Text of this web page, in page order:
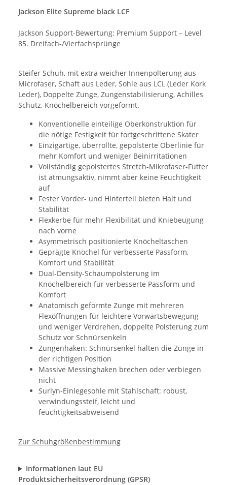
Jackson Elite Supreme black LCF
Jackson Support-Bewertung: Premium Support – Level
85. Dreifach-/Vierfachsprünge
Steifer Schuh, mit extra weicher Innenpolterung aus
Microfaser, Schaft aus Leder, Sohle aus LCL (Leder Kork
Leder), Doppelte Zunge, Zungenstabilisierung, Achilles
Schutz, Knöchelbereich vorgeformt.
Konventionelle einteilige Oberkonstruktion für
die nötige Festigkeit für fortgeschrittene Skater
Einzigartige, überrollte, gepolsterte Oberlinie für
mehr Komfort und weniger Beinirritationen
Vollständig gepolstertes Stretch-Mikrofaser-Futter
ist atmungsaktiv, nimmt aber keine Feuchtigkeit
auf
Fester Vorder- und Hinterteil bieten Halt und
Stabilität
Flexkerbe für mehr Flexibilität und Kniebeugung
nach vorne
Asymmetrisch positionierte Knöcheltaschen
Geprägte Knöchel für verbesserte Passform,
Komfort und Stabilität
Dual-Density-Schaumpolsterung im
Knöchelbereich für verbesserte Passform und
Komfort
Anatomisch geformte Zunge mit mehreren
Flexöffnungen für leichtere Vorwärtsbewegung
und weniger Verdrehen, doppelte Polsterung zum
Schutz vor Schnürsenkeln
Zungenhaken: Schnürsenkel halten die Zunge in
der richtigen Position
Massive Messinghaken brechen oder verbiegen
nicht
Surlyn-Einlegesohle mit Stahlschaft: robust,
verwindungssteif, leicht und
feuchtigkeitsabweisend
Zur Schuhgrößenbestimmung
Informationen laut EU
Produktsicherheitsverordnung (GPSR)